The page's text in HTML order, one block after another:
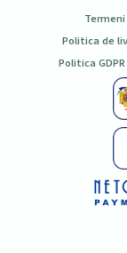
Politica de
Politica